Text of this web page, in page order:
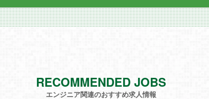
RECOMMENDED JOBS
エンジニア関連のおすすめ求人情報